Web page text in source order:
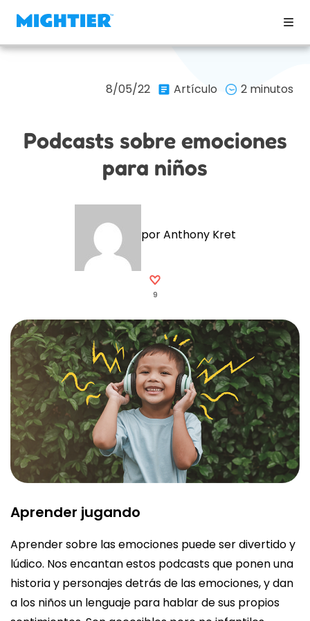
8/05/22 Artículo 2 minutos
Podcasts sobre emociones
para niños
por Anthony Kret
9
Aprender jugando
Aprender sobre las emociones puede ser divertido y
lúdico. Nos encantan estos podcasts que ponen una
historia y personajes detrás de las emociones, y dan
a los niños un lenguaje para hablar de sus propios